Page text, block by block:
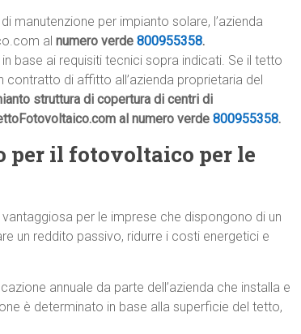
manutenzione per impianto solare, l’azienda
al numero verde 800955358.
base ai requisiti tecnici sopra indicati. Se il tetto
di affitto all’azienda proprietaria del
struttura di copertura di centri di
al numero verde 800955358.
per il fotovoltaico per le
per le imprese che dispongono di un
un reddito passivo, ridurre i costi energetici e
annuale da parte dell’azienda che installa e
è determinato in base alla superficie del tetto,